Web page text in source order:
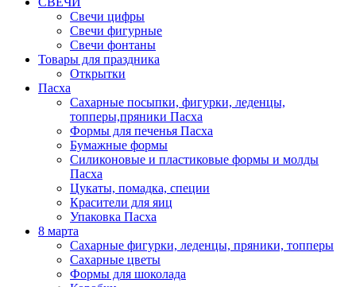
Свечи цифры
Свечи фигурные
Свечи фонтаны
Товары для праздника
Открытки
Пасха
Сахарные посыпки, фигурки, леденцы,
топперы,пряники Пасха
Формы для печенья Пасха
Бумажные формы
Силиконовые и пластиковые формы и молды
Пасха
Цукаты, помадка, специи
Красители для яиц
Упаковка Пасха
8 марта
Сахарные фигурки, леденцы, пряники, топперы
Сахарные цветы
Формы для шоколада